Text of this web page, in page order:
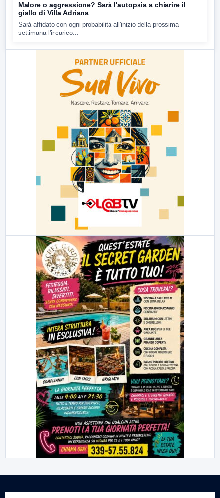
Malore o aggressione? Sarà l'autopsia a chiarire il
giallo di Villa Adriana
Sarà affidato con ogni probabilità all'inizio della prossima
settimana l'incarico...